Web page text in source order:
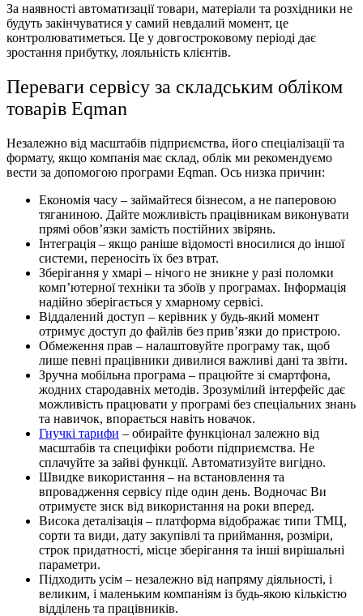
За наявності автоматизації товари, матеріали та розхідники не
будуть закінчуватися у самий невдалий момент, це
контролюватиметься. Це у довгостроковому періоді дає
зростання прибутку, лояльність клієнтів.
Переваги сервісу за складським обліком
товарів Eqman
Незалежно від масштабів підприємства, його спеціалізації та
формату, якщо компанія має склад, облік ми рекомендуємо
вести за допомогою програми Eqman. Ось низка причин:
Економія часу – займайтеся бізнесом, а не паперовою
тяганиною. Дайте можливість працівникам виконувати
прямі обов’язки замість постійних звірянь.
Інтеграція – якщо раніше відомості вносилися до іншої
системи, переносіть їх без втрат.
Зберігання у хмарі – нічого не зникне у разі поломки
комп’ютерної техніки та збоїв у програмах. Інформація
надійно зберігається у хмарному сервісі.
Віддалений доступ – керівник у будь-який момент
отримує доступ до файлів без прив’язки до пристрою.
Обмеження прав – налаштовуйте програму так, щоб
лише певні працівники дивилися важливі дані та звіти.
Зручна мобільна програма – працюйте зі смартфона,
жодних стародавніх методів. Зрозумілий інтерфейс дає
можливість працювати у програмі без спеціальних знань
та навичок, впорається навіть новачок.
Гнучкі тарифи – обирайте функціонал залежно від
масштабів та специфіки роботи підприємства. Не
сплачуйте за зайві функції. Автоматизуйте вигідно.
Швидке використання – на встановлення та
впровадження сервісу піде один день. Водночас Ви
отримуєте зиск від використання на роки вперед.
Висока деталізація – платформа відображає типи ТМЦ,
сорти та види, дату закупівлі та приймання, розміри,
строк придатності, місце зберігання та інші вирішальні
параметри.
Підходить усім – незалежно від напряму діяльності, і
великим, і маленьким компаніям із будь-якою кількістю
відділень та працівників.